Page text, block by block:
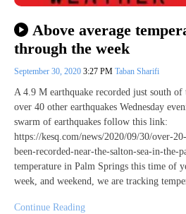
Above average
through the week
September 30, 2020 3:27 PM Taban Sharifi
A 4.9 M earthquake recorded just south
over 40 other earthquakes Wednesday
swarm of earthquakes follow this link:
https://kesq.com/news/2020/09/30/over-
been-recorded-near-the-salton-sea-in-the-
temperature in Palm Springs this time of
week, and weekend, we are tracking
Continue Reading